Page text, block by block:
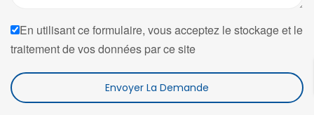
En utilisant ce formulaire, vous acceptez le stockage et le
traitement de vos données par ce site
Envoyer La Demande